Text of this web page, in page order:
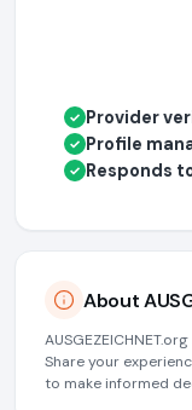
✓ Provider
✓ Profile
✓ Responds
About
Share your
to make informed